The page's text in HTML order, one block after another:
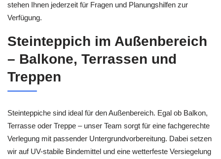
stehen Ihnen jederzeit für Fragen und Planungshilfen zur
Verfügung.
Steinteppich im Außenbereich
– Balkone, Terrassen und
Treppen
Steinteppiche sind ideal für den Außenbereich. Egal ob Balkon,
Terrasse oder Treppe – unser Team sorgt für eine fachgerechte
Verlegung mit passender Untergrundvorbereitung. Dabei setzen
wir auf UV-stabile Bindemittel und eine wetterfeste Versiegelung